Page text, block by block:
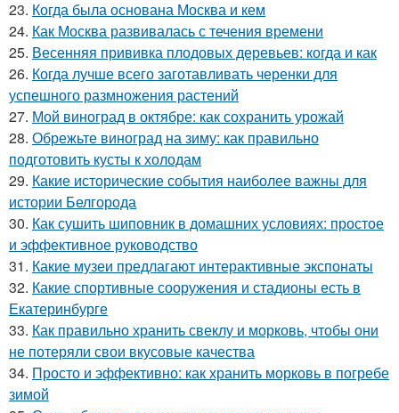
23. Когда была основана Москва и кем
24. Как Москва развивалась с течения времени
25. Весенняя прививка плодовых деревьев: когда и как
26. Когда лучше всего заготавливать черенки для
успешного размножения растений
27. Мой виноград в октябре: как сохранить урожай
28. Обрежьте виноград на зиму: как правильно
подготовить кусты к холодам
29. Какие исторические события наиболее важны для
истории Белгорода
30. Как сушить шиповник в домашних условиях: простое
и эффективное руководство
31. Какие музеи предлагают интерактивные экспонаты
32. Какие спортивные сооружения и стадионы есть в
Екатеринбурге
33. Как правильно хранить свеклу и морковь, чтобы они
не потеряли свои вкусовые качества
34. Просто и эффективно: как хранить морковь в погребе
зимой